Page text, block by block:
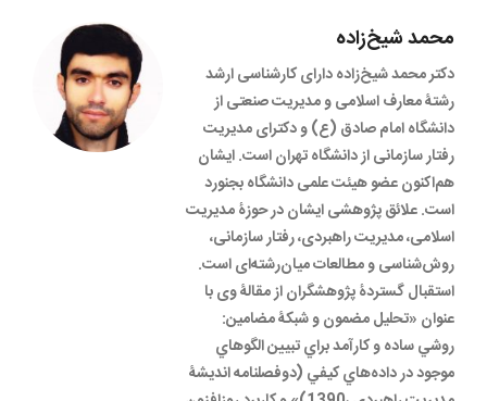
محمد شیخ‌زاده
دکتر محمد شیخ‌زاده دارای کارشناسی ارشد
رشتۀ معارف اسلامی و مدیریت صنعتی از
دانشگاه امام صادق (ع) و دکترای مدیریت
رفتار سازمانی از دانشگاه تهران است. ایشان
هم‌اکنون عضو هیئت علمی دانشگاه بجنورد
است. علائق پژوهشی ایشان در حوزۀ مدیریت
اسلامی، مدیریت راهبردی، رفتار سازمانی،
روش‌شناسی و مطالعات میان‌رشته‌‎ای است.
استقبال گستردۀ پژوهشگران از مقالۀ وی با
عنوان «تحليل مضمون و شبکۀ مضامين:
روشي ساده و کارآمد براي تبيين الگوهاي
موجود در داده‌هاي کيفي (دوفصلنامه اندیشۀ